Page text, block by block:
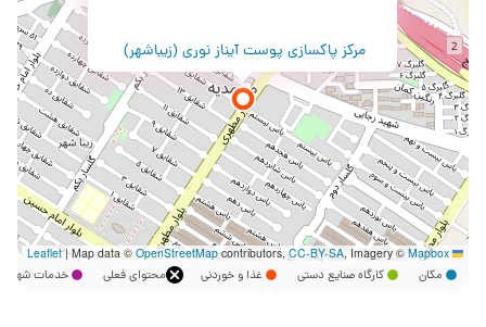
مرکز پاکسازی پوست آیناز نوری (زیباشهر)
Leaflet
|Map data © OpenStreetMapcontributors, CC-BY-SA, Imagery © Mapbox
مکان کارگاه صنایع دستی غذا و خوردنی محتوای فعلی خدمات